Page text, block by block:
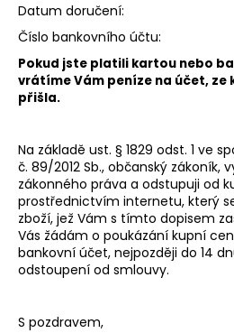
Datum doručení:
Číslo bankovního účtu:
Pokud jste platili kartou nebo
vrátíme Vám peníze na účet,
přišla.
Na základě ust. § 1829 odst. 1 ve
č. 89/2012 Sb., občanský zákoník,
zákonného práva a odstupuji od
prostřednictvím internetu, který
zboží, jež Vám s tímto dopisem
Vás žádám o poukázání kupní
bankovní účet, nejpozději do 14
odstoupení od smlouvy.
S pozdravem,
BIOMEDIX
COLLAGEN
GUMMIES
(TŘEŠNĚ)
980
Kč